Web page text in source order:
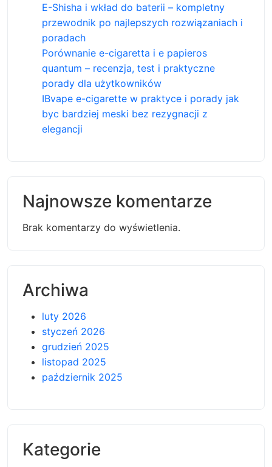
E-Shisha i wkład do baterii – kompletny
przewodnik po najlepszych rozwiązaniach i
poradach
Porównanie e-cigaretta i e papieros
quantum – recenzja, test i praktyczne
porady dla użytkowników
IBvape e-cigarette w praktyce i porady jak
byc bardziej meski bez rezygnacji z
elegancji
Najnowsze komentarze
Brak komentarzy do wyświetlenia.
Archiwa
luty 2026
styczeń 2026
grudzień 2025
listopad 2025
październik 2025
Kategorie